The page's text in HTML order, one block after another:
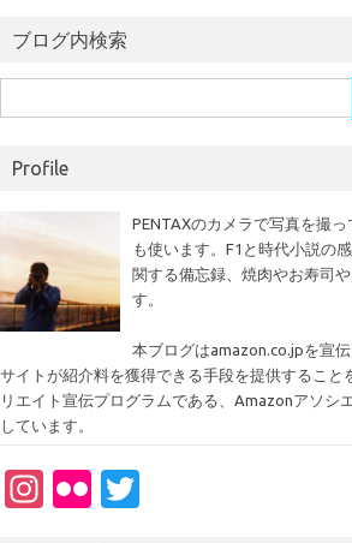
ブログ内検索
索:
Profile
PENTAXのカメラで写真を撮
も使います。F1と時代小説の
関する備忘録、焼肉やお寿司
す。
本ブログはamazon.co.jpを宣
サイトが紹介料を獲得できる手段を提供すること
リエイト宣伝プログラムである、Amazonアソシ
しています。
In
Fl